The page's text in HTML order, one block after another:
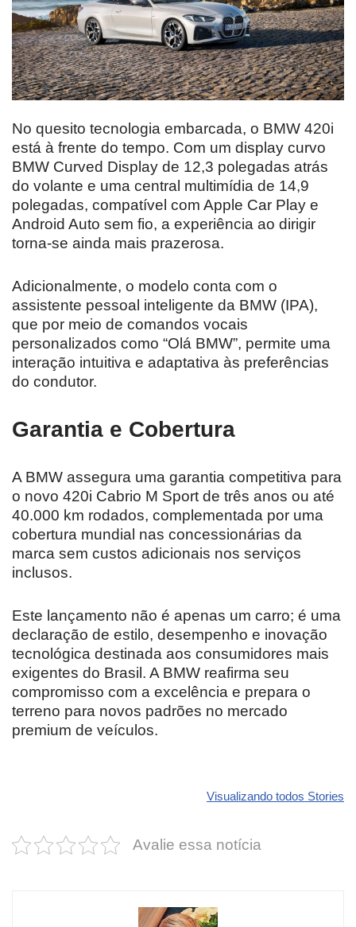
No quesito tecnologia embarcada, o BMW 420i
está à frente do tempo. Com um display curvo
BMW Curved Display de 12,3 polegadas atrás
do volante e uma central multimídia de 14,9
polegadas, compatível com Apple Car Play e
Android Auto sem fio, a experiência ao dirigir
torna-se ainda mais prazerosa.
Adicionalmente, o modelo conta com o
assistente pessoal inteligente da BMW (IPA),
que por meio de comandos vocais
personalizados como “Olá BMW”, permite uma
interação intuitiva e adaptativa às preferências
do condutor.
Garantia e Cobertura
A BMW assegura uma garantia competitiva para
o novo 420i Cabrio M Sport de três anos ou até
40.000 km rodados, complementada por uma
cobertura mundial nas concessionárias da
marca sem custos adicionais nos serviços
inclusos.
Este lançamento não é apenas um carro; é uma
declaração de estilo, desempenho e inovação
tecnológica destinada aos consumidores mais
exigentes do Brasil. A BMW reafirma seu
compromisso com a excelência e prepara o
terreno para novos padrões no mercado
premium de veículos.
Visualizando todos Stories
2025!
Dodge pode ter
de emoção
que
Avalie essa notícia